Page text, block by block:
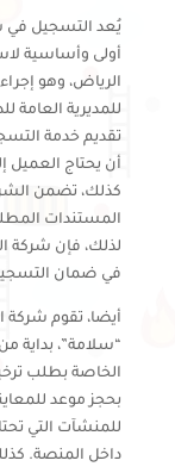
يُعد التسجيل في
أولى وأساسية
الرياض، وهو
للمديرية العامة
تقديم خدمة
أن يحتاج العميل
كذلك، تضمن
المستندات
لذلك، فإن شركة
في ضمان
أيضا، تقوم
“سلامة”، بداية
الخاصة بطلب
بحجز موعد
للمنشآت التي
داخل المنصة.